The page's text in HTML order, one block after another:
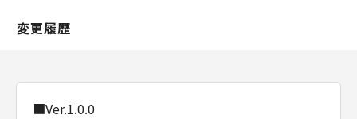
変更履歴
■Ver.1.0.0